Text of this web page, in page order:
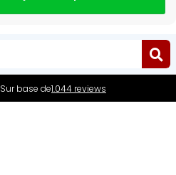
Sur base de1.044 reviews